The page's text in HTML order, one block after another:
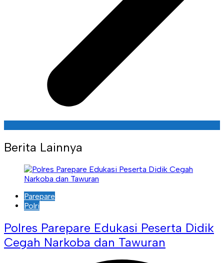
Berita Lainnya
Parepare
Polri
Polres Parepare Edukasi Peserta Didik
Cegah Narkoba dan Tawuran